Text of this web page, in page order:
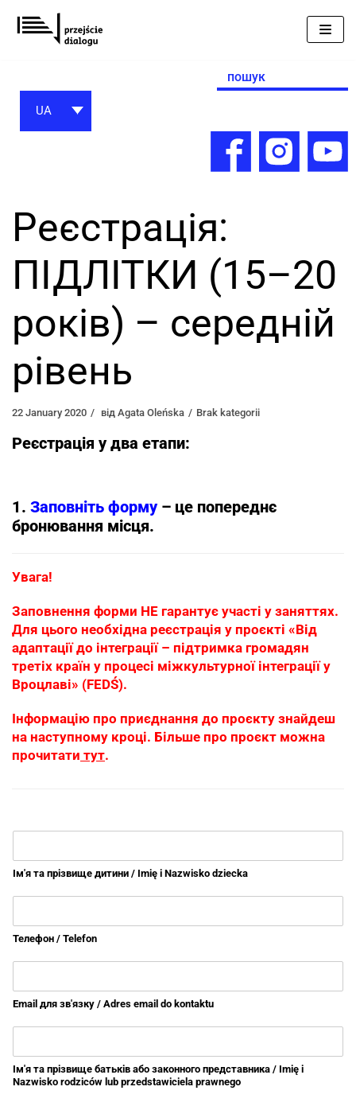
Перейти
до
Search
for:
UA
Реєстрація:
ПІДЛІТКИ (15–20
років) – cередній
рівень
22 January 2020 від Agata Oleńska Brak kategorii
Реєстрація у два етапи:
1. Заповніть форму – це попереднє
бронювання місця.
Увага!
Заповнення форми НЕ гарантує участі у заняттях.
Для цього необхідна реєстрація у проєкті «Від
адаптації до інтеграції – підтримка громадян
третіх країн у процесі міжкультурної інтеграції у
Вроцлаві» (FEDŚ).
Інформацію про приєднання до проєкту знайдеш
на наступному кроці. Більше про проєкт можна
прочитати тут.
Ім'я та прізвище дитини / Imię i Nazwisko dziecka
Телефон / Telefon
Email для зв'язку / Adres email do kontaktu
Ім'я та прізвище батьків або законного представника / Imię i
Nazwisko rodziców lub przedstawiciela prawnego